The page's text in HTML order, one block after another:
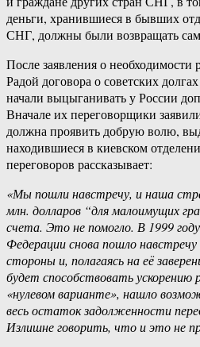
деньги, хранившиеся в бывших
СНГ, должны были возвращать
После заявления о
Радой договора о советских
начали выцыганивать у России
Вначале их переговорщики
должна проявить добрую волю,
находившиеся в киевском
переговоров рассказывает:
«Мы пошли навстречу, и наша
млн. долларов “для малоимущих
счета. Это не помогло. В 1999
Федерации снова пошло навстречу
стороны и, полагаясь на её
будет способствовать ускорению
«нулевом варианте», нашло
весь остаток задолженности
Излишне говорить, что и это не